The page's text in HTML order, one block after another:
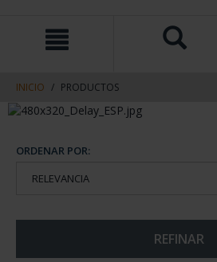
contenido
navegacin
INICIO PRODUCTOS
ORDENAR POR:
REFINAR